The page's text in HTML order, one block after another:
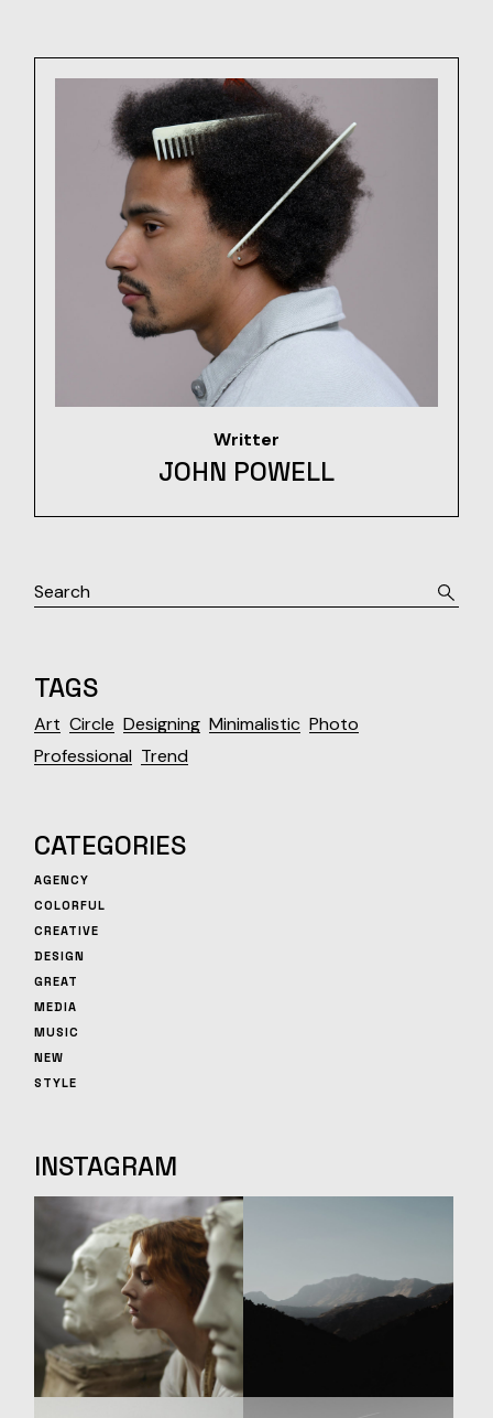
Writter
JOHN POWELL
TAGS
Art Circle Designing Minimalistic Photo
Professional Trend
CATEGORIES
AGENCY
COLORFUL
CREATIVE
DESIGN
GREAT
MEDIA
MUSIC
NEW
STYLE
INSTAGRAM